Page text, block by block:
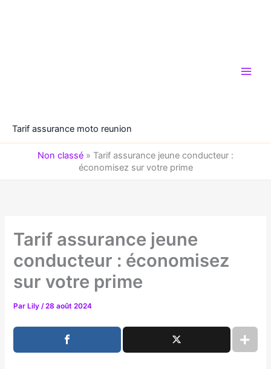
Tarif assurance moto reunion
Non classé » Tarif assurance jeune conducteur :
économisez sur votre prime
Tarif assurance jeune
conducteur : économisez
sur votre prime
Par Lily/28 août 2024